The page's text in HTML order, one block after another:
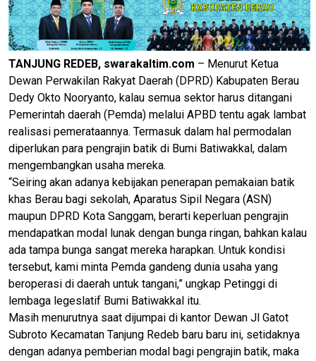
TANJUNG REDEB, swarakaltim.com – Menurut Ketua
Dewan Perwakilan Rakyat Daerah (DPRD) Kabupaten Berau
Dedy Okto Nooryanto, kalau semua sektor harus ditangani
Pemerintah daerah (Pemda) melalui APBD tentu agak lambat
realisasi pemerataannya. Termasuk dalam hal permodalan
diperlukan para pengrajin batik di Bumi Batiwakkal, dalam
mengembangkan usaha mereka.
“Seiring akan adanya kebijakan penerapan pemakaian batik
khas Berau bagi sekolah, Aparatus Sipil Negara (ASN)
maupun DPRD Kota Sanggam, berarti keperluan pengrajin
mendapatkan modal lunak dengan bunga ringan, bahkan kalau
ada tampa bunga sangat mereka harapkan. Untuk kondisi
tersebut, kami minta Pemda gandeng dunia usaha yang
beroperasi di daerah untuk tangani,” ungkap Petinggi di
lembaga legeslatif Bumi Batiwakkal itu.
Masih menurutnya saat dijumpai di kantor Dewan Jl Gatot
Subroto Kecamatan Tanjung Redeb baru baru ini, setidaknya
dengan adanya pemberian modal bagi pengrajin batik, maka